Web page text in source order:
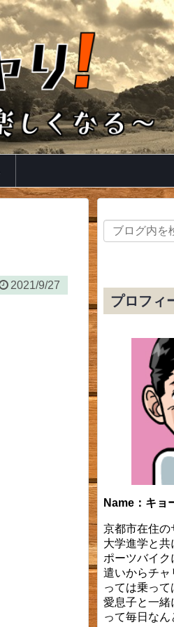
2021/9/27
プロフィ
Name：キョ
京都市在住の
大学進学と共
ポーツバイ
遣いからチャ
っては乗って
愛息子と一緒
って毎日なん